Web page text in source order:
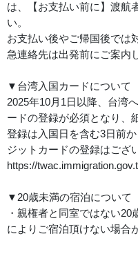
は、【お支払い前に】渡航
い。
お支払い後やご帰国後では
急連絡先は出発前にご案内
▼台湾入国カードについて
2025年10月1日以降、台湾
ードの登録が必須となり、
登録は入国日を含む3日前
ジットカードの登録はござ
https://
▼20歳未満の宿泊について
・親権者と同室ではない
によりご宿泊頂けない場合